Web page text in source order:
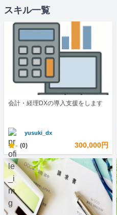
スキル一覧
会計・経理DXの導入支援をします
yusuki_dx
- (0) 300,000円